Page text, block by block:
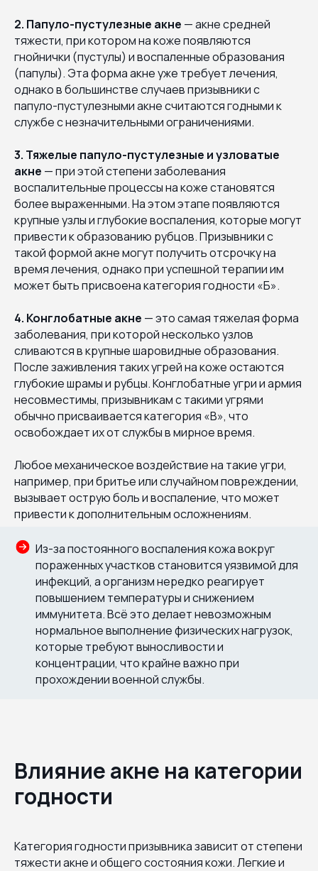
2. Папуло-пустулезные акне — акне средней
тяжести, при котором на коже появляются
гнойнички (пустулы) и воспаленные образования
(папулы). Эта форма акне уже требует лечения,
однако в большинстве случаев призывники с
папуло-пустулезными акне считаются годными к
службе с незначительными ограничениями.
3. Тяжелые папуло-пустулезные и узловатые
акне — при этой степени заболевания
воспалительные процессы на коже становятся
более выраженными. На этом этапе появляются
крупные узлы и глубокие воспаления, которые могут
привести к образованию рубцов. Призывники с
такой формой акне могут получить отсрочку на
время лечения, однако при успешной терапии им
может быть присвоена категория годности «Б».
4. Конглобатные акне — это самая тяжелая форма
заболевания, при которой несколько узлов
сливаются в крупные шаровидные образования.
После заживления таких угрей на коже остаются
глубокие шрамы и рубцы. Конглобатные угри и армия
несовместимы, призывникам с такими угрями
обычно присваивается категория «В», что
освобождает их от службы в мирное время.
Любое механическое воздействие на такие угри,
например, при бритье или случайном повреждении,
вызывает острую боль и воспаление, что может
привести к дополнительным осложнениям.
Из-за постоянного воспаления кожа вокруг
пораженных участков становится уязвимой для
инфекций, а организм нередко реагирует
повышением температуры и снижением
иммунитета. Всё это делает невозможным
нормальное выполнение физических нагрузок,
которые требуют выносливости и
концентрации, что крайне важно при
прохождении военной службы.
Влияние акне на категории
годности
Категория годности призывника зависит от степени
тяжести акне и общего состояния кожи. Легкие и